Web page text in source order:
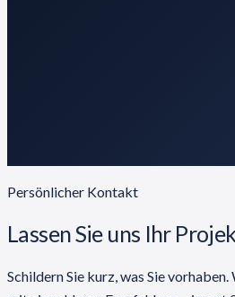
Persönlicher Kontakt
Lassen Sie uns Ihr
Schildern Sie kurz, was Sie